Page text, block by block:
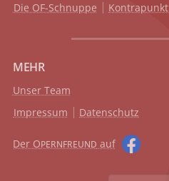
Die OF-Schnuppe
Kontrapunkt
MEHR
Unser Team
Impressum
Datenschutz
Der OPERNFREUND auf